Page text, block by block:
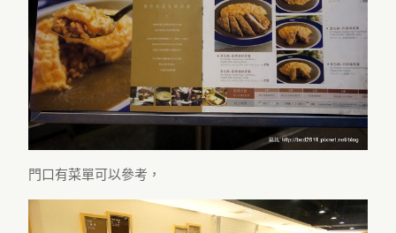
門口有菜單可以參考，